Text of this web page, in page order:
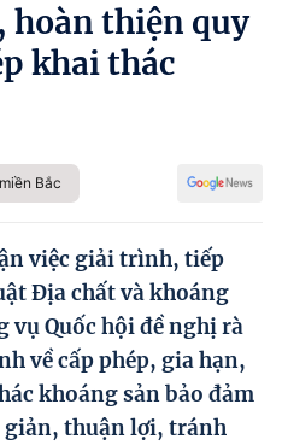
doanh nghiệp dân tộc
sản
hoàn thiện quy
khai thác
Bắc
việc giải trình, tiếp
Địa chất và khoáng
vụ Quốc hội đề nghị rà
về cấp phép, gia hạn,
khoáng sản bảo đảm
giản, thuận lợi, tránh